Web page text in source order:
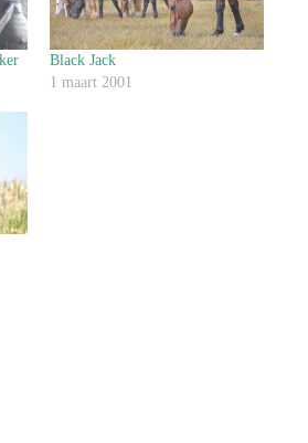
Black Jack
1 maart 2001